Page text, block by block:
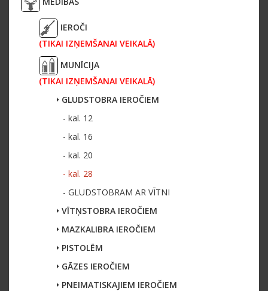
IEROČI
(TIKAI IZŅEMŠANAI VEIKALĀ)
MUNĪCIJA
(TIKAI IZŅEMŠANAI VEIKALĀ)
GLUDSTOBRA IEROČIEM
- kal. 12
- kal. 16
- kal. 20
- kal. 28
- GLUDSTOBRAM AR VĪTNI
VĪTŅSTOBRA IEROČIEM
MAZKALIBRA IEROČIEM
PISTOLĒM
GĀZES IEROČIEM
PNEIMATISKAJIEM IEROČIEM